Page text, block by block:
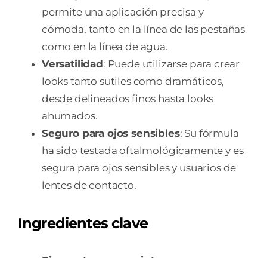
permite una aplicación precisa y
cómoda, tanto en la línea de las pestañas
como en la línea de agua.
Versatilidad: Puede utilizarse para crear
looks tanto sutiles como dramáticos,
desde delineados finos hasta looks
ahumados.
Seguro para ojos sensibles: Su fórmula
ha sido testada oftalmológicamente y es
segura para ojos sensibles y usuarios de
lentes de contacto.
Ingredientes clave